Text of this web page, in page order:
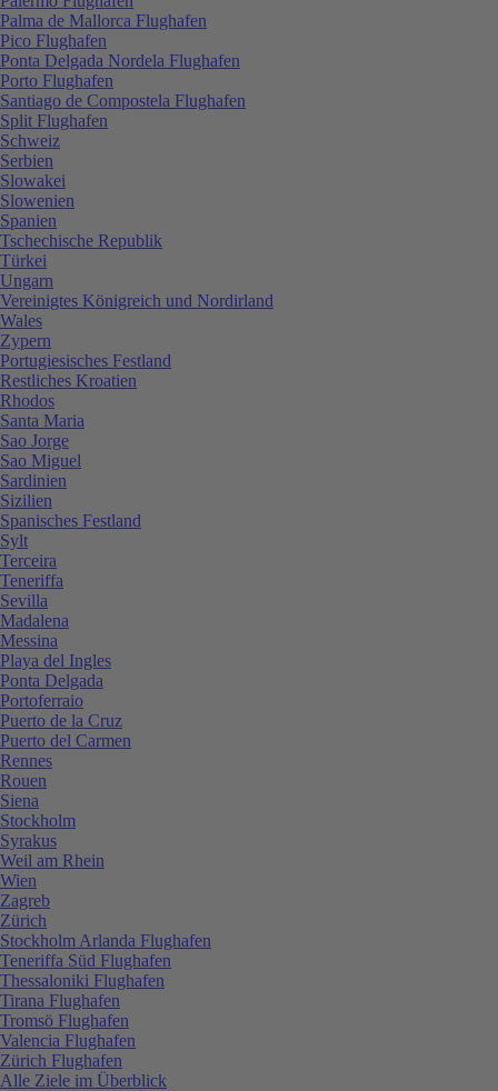
Palma de Mallorca Flughafen
Pico Flughafen
Ponta Delgada Nordela Flughafen
Porto Flughafen
Santiago de Compostela Flughafen
Split Flughafen
Schweiz
Serbien
Slowakei
Slowenien
Spanien
Tschechische Republik
Türkei
Ungarn
Vereinigtes Königreich und Nordirland
Wales
Zypern
Portugiesisches Festland
Restliches Kroatien
Rhodos
Santa Maria
Sao Jorge
Sao Miguel
Sardinien
Sizilien
Spanisches Festland
Sylt
Terceira
Teneriffa
Sevilla
Madalena
Messina
Playa del Ingles
Ponta Delgada
Portoferraio
Puerto de la Cruz
Puerto del Carmen
Rennes
Rouen
Siena
Stockholm
Syrakus
Weil am Rhein
Wien
Zagreb
Zürich
Stockholm Arlanda Flughafen
Teneriffa Süd Flughafen
Thessaloniki Flughafen
Tirana Flughafen
Tromsö Flughafen
Valencia Flughafen
Zürich Flughafen
Alle Ziele im Überblick